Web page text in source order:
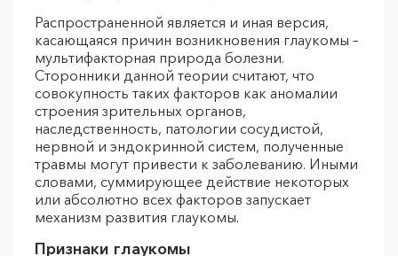
Распространенной является и иная версия,
касающаяся причин возникновения глаукомы –
мультифакторная природа болезни.
Сторонники данной теории считают, что
совокупность таких факторов как аномалии
строения зрительных органов,
наследственность, патологии сосудистой,
нервной и эндокринной систем, полученные
травмы могут привести к заболеванию. Иными
словами, суммирующее действие некоторых
или абсолютно всех факторов запускает
механизм развития глаукомы.
Признаки глаукомы